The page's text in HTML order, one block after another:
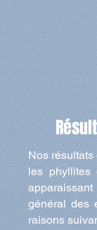
Nos
les phyllites
général des
raisons